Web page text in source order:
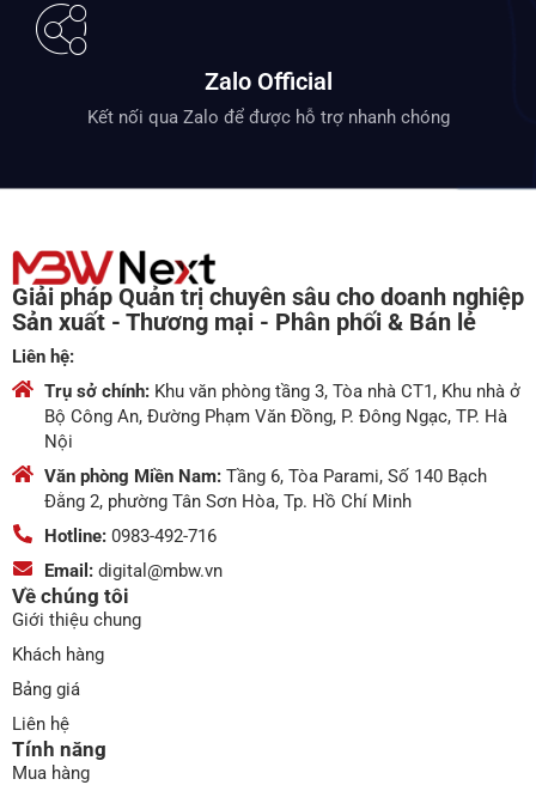
Zalo Official
Kết nối qua Zalo để được hỗ trợ nhanh chóng
Giải pháp Quản trị chuyên sâu cho doanh nghiệp
Sản xuất - Thương mại - Phân phối & Bán lẻ
Liên hệ:
Trụ sở chính: Khu văn phòng tầng 3, Tòa nhà CT1, Khu nhà ở
Bộ Công An, Đường Phạm Văn Đồng, P. Đông Ngạc, TP. Hà
Nội
Văn phòng Miền Nam: Tầng 6, Tòa Parami, Số 140 Bạch
Đằng 2, phường Tân Sơn Hòa, Tp. Hồ Chí Minh
Hotline: 0983-492-716
Email: digital@mbw.vn
Về chúng tôi
Giới thiệu chung
Khách hàng
Bảng giá
Liên hệ
Tính năng
Mua hàng